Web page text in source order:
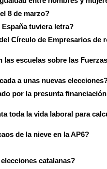
8 de marzo?
tuviera letra?
Círculo de Empresarios de
las escuelas sobre las
a unas nuevas
por la presunta
toda la vida laboral para
de la nieve en la AP6?
catalanas?